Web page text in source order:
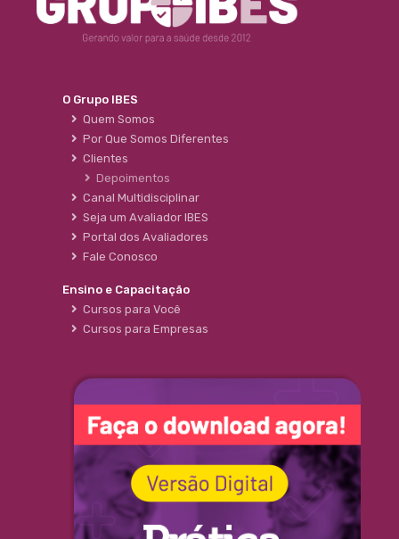
O Grupo IBES
Quem Somos
Por Que Somos Diferentes
Clientes
Depoimentos
Canal Multidisciplinar
Seja um Avaliador IBES
Portal dos Avaliadores
Fale Conosco
Ensino e Capacitação
Cursos para Você
Cursos para Empresas